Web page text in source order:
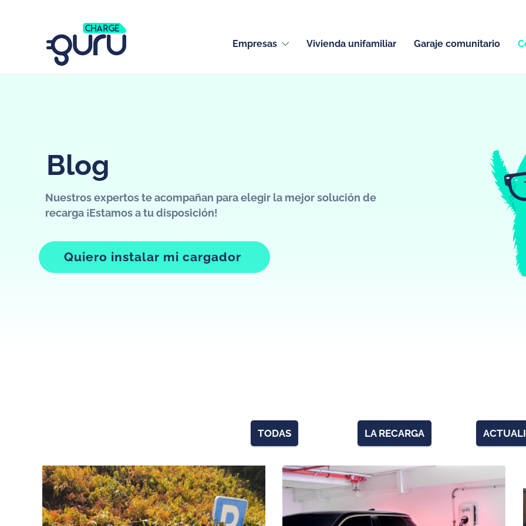
Empresas Vivienda unifamiliar Garaje comunitario
Nuestros expertos te acompañan para elegir la mejor solución de
recarga ¡Estamos a tu disposición!
Blog
Quiero instalar mi cargador
TODAS LA RECARGA